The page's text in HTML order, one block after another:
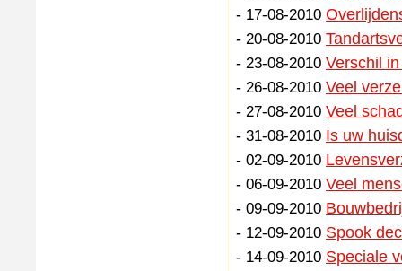
- 17-08-2010
- 20-08-2010
- 23-08-2010 Verschil
- 26-08-2010 Veel
- 27-08-2010 Veel
- 31-08-2010 Is uw
- 02-09-2010
- 06-09-2010 Veel
- 09-09-2010
- 12-09-2010 Spook
- 14-09-2010 Speciale